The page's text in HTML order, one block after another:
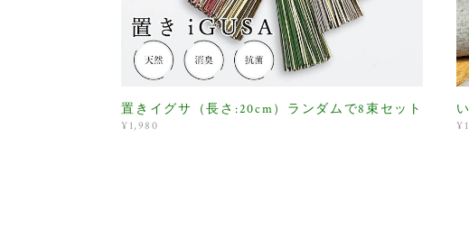
置きイグサ（長さ:20cm）ランダムで8束セット
¥1,980